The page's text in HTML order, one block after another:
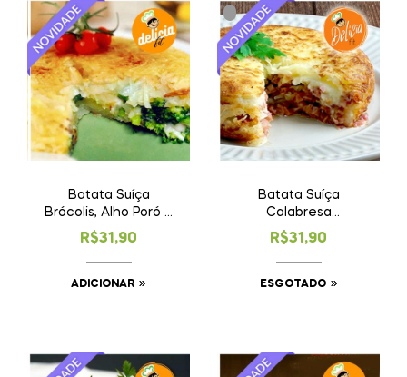
Batata Suíça
Brócolis, Alho Poró e
Requeijão
R$31,90
ADICIONAR
Batata Suíça
Calabresa
c/Requeijão
(esgotado)
R$31,90
ESGOTADO